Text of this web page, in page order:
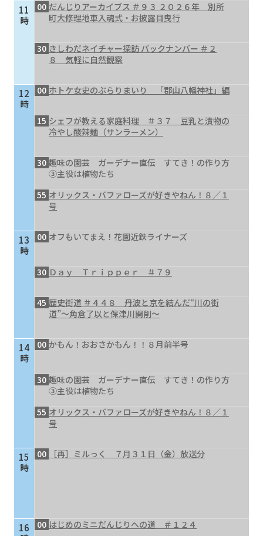
11
時
12
時
13
時
14
時
15
時
16
00 だんじりアーカイブス ＃９３ ２０２６年 別所
町大修理地車入魂式・お披露目曳行
30 きしわだネイチャー探訪 バックナンバー ＃２
８ 気軽に自然観察
00 ホトケ女史のぶらりまいり 「郡山八幡神社」編
15 シェフが教える家庭料理 ＃３７ 豆乳と漬物の
冷やし酸辣麺（サンラーメン）
30 趣味の園芸 ガーデナー直伝 すてき！の作り方
③主役は植物たち
55 オリックス・バファローズが好きやねん！８／１
号
00 オフもいてまえ！花園近鉄ライナーズ
30 Ｄａｙ Ｔｒｉｐｐｅｒ ＃７９
45 歴史街道 ＃４４８ 丹波と京を結んだ“川の街
道”～角倉了以と保津川開削～
00 かもん！おおさかもん！！８月前半号
30 趣味の園芸 ガーデナー直伝 すてき！の作り方
③主役は植物たち
55 オリックス・バファローズが好きやねん！８／１
号
00 ［再］ミルっく ７月３１日（金）放送分
00 はじめのミニだんじりへの道 ＃１２４